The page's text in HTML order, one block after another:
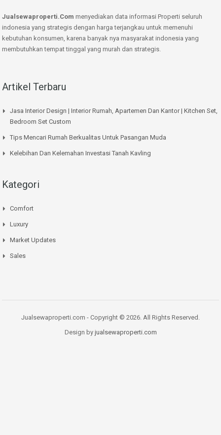
Jualsewaproperti.Com menyediakan data informasi Properti seluruh
indonesia yang strategis dengan harga terjangkau untuk memenuhi
kebutuhan konsumen, karena banyak nya masyarakat indonesia yang
membutuhkan tempat tinggal yang murah dan strategis.
Artikel Terbaru
Jasa Interior Design | Interior Rumah, Apartemen Dan Kantor | Kitchen Set,
Bedroom Set Custom
Tips Mencari Rumah Berkualitas Untuk Pasangan Muda
Kelebihan Dan Kelemahan Investasi Tanah Kavling
Kategori
Comfort
Luxury
Market Updates
Sales
Jualsewaproperti.com - Copyright © 2026. All Rights Reserved.
Design by jualsewaproperti.com